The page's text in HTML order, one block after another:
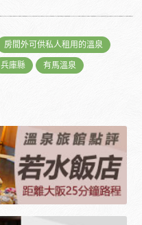
房間外可供私人租用的溫泉
兵庫縣 有馬溫泉